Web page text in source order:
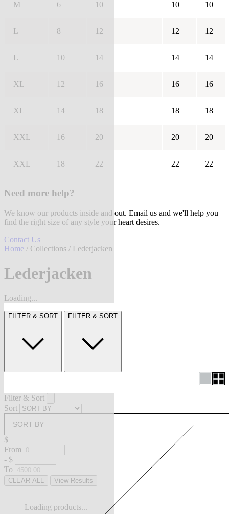
M 6 10 10 10
L 8 12 12 12
L 10 14 14 14
XL 12 16 16 16
XL 14 18 18 18
XXL 16 20 20 20
XXL 18 22 22 22
Need more help?
We know our products inside and out. Email us and we'll help you
find the right size of any style your heart desires.
Contact Us
Home / Collections / Lederjacken
Lederjacken
Loading...
FILTER & SORT FILTER & SORT
Filter & Sort
Sort
SORT BY
$
From
- $
To
CLEAR ALL View Results
Loading products...